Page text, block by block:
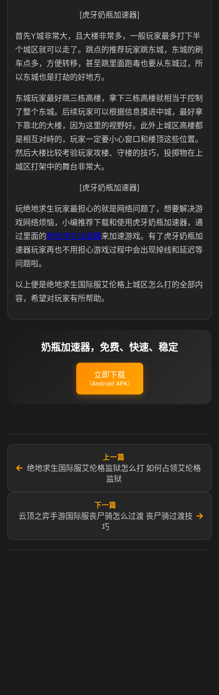
[虎牙奶瓶加速器]
首先Y城非常大，且大楼非常多，一般玩家最多打下半
个城区就可以走了。跳点的推荐玩家跳东城，东城的刷
车点多，方便转移，甚至跳里面跑毒也要从东城过，所
以东城也是打劫的好地方。
东城玩家最好跳三栋高楼，拿下三栋高楼就相当于控制
了整个东城。后续玩家可以根据信息摸进中城，最好拿
下靠北的大楼，因为这里的视野好。此外上城区高楼都
是相互对峙的，玩家一定要小心窗口和楼顶这些位置。
然后大楼比较考验玩家攻楼、守楼的技巧，投掷物在上
城区打架中的舞台非常大。
[虎牙奶瓶加速器]
玩绝地求生玩家最担心的就是网络问题了，想要解决游
戏网络烦恼，小编推荐下载和使用虎牙奶瓶加速器，通
过里面的绝地求生加速器来加速游戏。有了虎牙奶瓶加
速器玩家再也不用担心游戏过程中会出现掉线和延迟等
问题啦。
以上便是绝地求生国际服艾伦格上城区怎么打的全部内
容，希望对玩家有所帮助。
奶瓶加速器，免费、快速、稳定
立即下载
（Android APK）
←
上一篇
绝地求生国际服艾伦格监狱怎么打 如何占领艾伦格
监狱
下一篇
云顶之弈手游国际服丧尸骑怎么过渡 丧尸骑过渡技
巧
→